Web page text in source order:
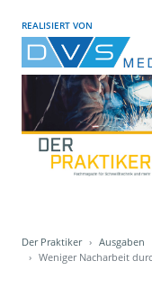
REALISIERT VON
Der Praktiker Ausgaben
Weniger Nacharbeit